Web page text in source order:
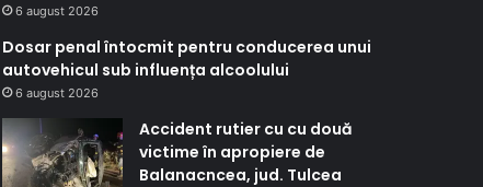
6 august 2026
Dosar penal întocmit pentru conducerea unui
autovehicul sub influența alcoolului
6 august 2026
Accident rutier cu cu două
victime în apropiere de
Balanacncea, jud. Tulcea